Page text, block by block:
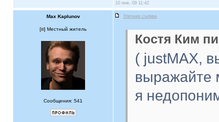
10 янв, 09 11:42
Max Kaplunov Уличная съемка
[ ] Местный житель
Сообщения: 541
Костя Ким
( justMAX,
я